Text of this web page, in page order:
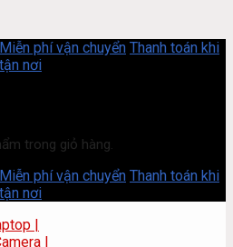
Miễn phí vận chuyển Thanh toán khi
nơi
trong giỏ hàng.
Miễn phí vận chuyển Thanh toán khi
nơi